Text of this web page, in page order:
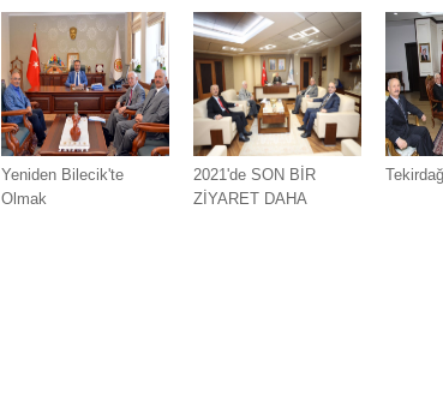
Yeniden Bilecik'te
Olmak
2021'de SON BİR
ZİYARET DAHA